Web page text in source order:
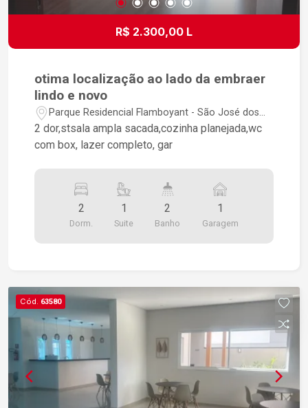
região. Entre em contato para mais informações e
agende sua visita.
R$ 2.300,00 L
otima localização ao lado da embraer
lindo e novo
Parque Residencial Flamboyant - São José dos
Campos/SP
2 dor,stsala ampla sacada,cozinha planejada,wc
com box, lazer completo, gar
2
Dorm.
1
Suite
2
Banho
1
Garagem
Cód. 63580